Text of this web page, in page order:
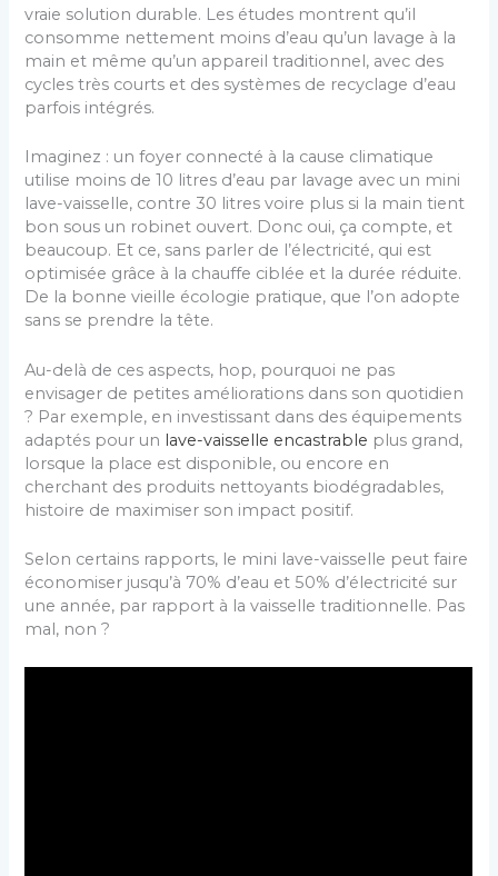
vraie solution durable. Les études montrent qu’il
consomme nettement moins d’eau qu’un lavage à la
main et même qu’un appareil traditionnel, avec des
cycles très courts et des systèmes de recyclage d’eau
parfois intégrés.
Imaginez : un foyer connecté à la cause climatique
utilise moins de 10 litres d’eau par lavage avec un mini
lave-vaisselle, contre 30 litres voire plus si la main tient
bon sous un robinet ouvert. Donc oui, ça compte, et
beaucoup. Et ce, sans parler de l’électricité, qui est
optimisée grâce à la chauffe ciblée et la durée réduite.
De la bonne vieille écologie pratique, que l’on adopte
sans se prendre la tête.
Au-delà de ces aspects, hop, pourquoi ne pas
envisager de petites améliorations dans son quotidien
? Par exemple, en investissant dans des équipements
adaptés pour un lave-vaisselle encastrable plus grand,
lorsque la place est disponible, ou encore en
cherchant des produits nettoyants biodégradables,
histoire de maximiser son impact positif.
Selon certains rapports, le mini lave-vaisselle peut faire
économiser jusqu’à 70% d’eau et 50% d’électricité sur
une année, par rapport à la vaisselle traditionnelle. Pas
mal, non ?